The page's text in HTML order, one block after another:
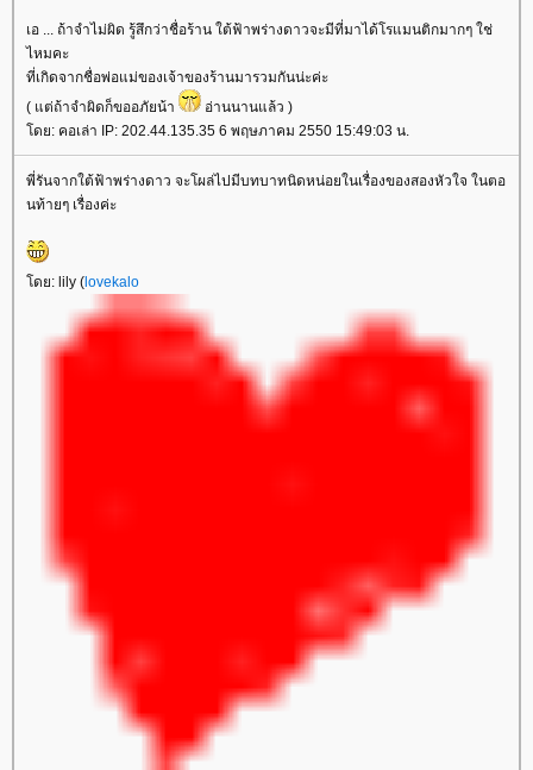
เอ ... ถ้าจำไม่ผิด รู้สึกว่าชื่อร้าน ใต้ฟ้าพร่างดาวจะมีที่มาได้โรแมนติกมากๆ ใช่
ไหมคะ
ที่เกิดจากชื่อพ่อแม่ของเจ้าของร้านมารวมกันน่ะค่ะ
( แต่ถ้าจำผิดก็ขออภัยน้า
อ่านนานแล้ว )
ดย: คอเล่า IP: 202.44.135.35 6 พฤษภาคม 2550 15:49:03 น.
พี่รันจากใต้ฟ้าพร่างดาว จะโผล่ไปมีบทบาทนิดหน่อยในเรื่องของสองหัวใจ ในตอ
นท้ายๆ เรื่องค่ะ
ดย: lily ( lovekalo